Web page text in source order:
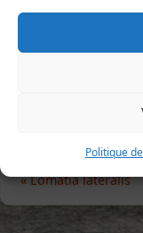
Politique
les astéracées
LIVORY (2021),
«Lomatia lateralis